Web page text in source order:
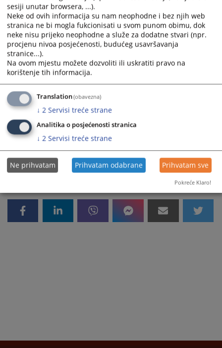
Stranke se mogu i pismeno obratiti predsjednici suda uz
obavezno navođenje broja konkretnog predmeta u sudu i
tražiti konkretnu informaciju.
Prikazana vijest je na: Bosanski jezik
Prateći dokumenti
Obrazac zahtjeva za prijem kod predsjednice suda
6757PREGLEDA
sesiji unutar browsera, ...).
Neke od ovih informacija su nam neophodne i bez njih web
stranica ne bi mogla fukcionisati u svom punom obimu, dok
neke nisu prijeko neophodne a služe za dodatne stvari (npr.
procjenu nivoa posjećenosti, budućeg usavršavanja
stranice...).
Na ovom mjestu možete dozvoliti ili uskratiti pravo na
korištenje tih informacija.
Translation(obavezna)
↓ 2 Servisi treće strane
Analitika o posjećenosti stranica
↓ 2 Servisi treće strane
Ne prihvatam Prihvatam odabrane Prihvatam sve
Pokreće Klaro!